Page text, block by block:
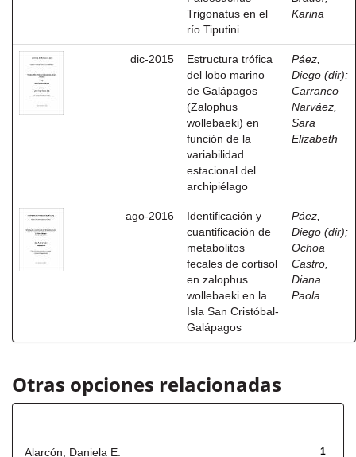
Trigonatus en el
río Tiputini
Karina
dic-2015
Estructura trófica
del lobo marino
de Galápagos
(Zalophus
wollebaeki) en
función de la
variabilidad
estacional del
archipiélago
Páez,
Diego (dir);
Carranco
Narváez,
Sara
Elizabeth
ago-2016
Identificación y
cuantificación de
metabolitos
fecales de cortisol
en zalophus
wollebaeki en la
Isla San Cristóbal-
Galápagos
Páez,
Diego (dir);
Ochoa
Castro,
Diana
Paola
Otras opciones relacionadas
1
Alarcón, Daniela E.